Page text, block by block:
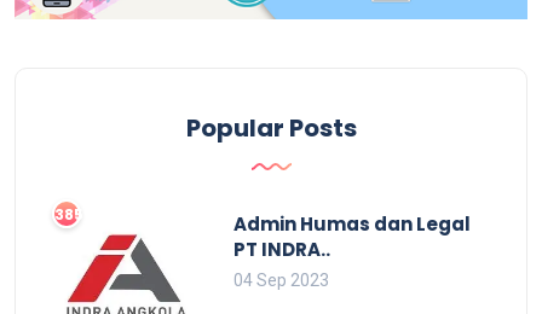
Popular Posts
3859
Admin Humas dan Legal
PT INDRA..
04 Sep 2023